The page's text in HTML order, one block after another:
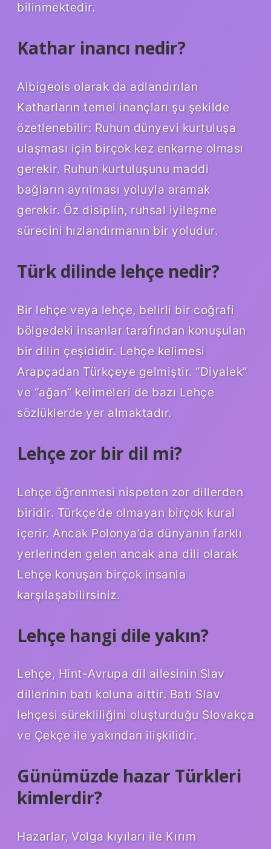
bilinmektedir.
Kathar inancı nedir?
Albigeois olarak da adlandırılan
Katharların temel inançları şu şekilde
özetlenebilir: Ruhun dünyevi kurtuluşa
ulaşması için birçok kez enkarne olması
gerekir. Ruhun kurtuluşunu maddi
bağların ayrılması yoluyla aramak
gerekir. Öz disiplin, ruhsal iyileşme
sürecini hızlandırmanın bir yoludur.
Türk dilinde lehçe nedir?
Bir lehçe veya lehçe, belirli bir coğrafi
bölgedeki insanlar tarafından konuşulan
bir dilin çeşididir. Lehçe kelimesi
Arapçadan Türkçeye gelmiştir. “Diyalek”
ve “ağan” kelimeleri de bazı Lehçe
sözlüklerde yer almaktadır.
Lehçe zor bir dil mi?
Lehçe öğrenmesi nispeten zor dillerden
biridir. Türkçe’de olmayan birçok kural
içerir. Ancak Polonya’da dünyanın farklı
yerlerinden gelen ancak ana dili olarak
Lehçe konuşan birçok insanla
karşılaşabilirsiniz.
Lehçe hangi dile yakın?
Lehçe, Hint-Avrupa dil ailesinin Slav
dillerinin batı koluna aittir. Batı Slav
lehçesi sürekliliğini oluşturduğu Slovakça
ve Çekçe ile yakından ilişkilidir.
Günümüzde hazar Türkleri
kimlerdir?
Hazarlar, Volga kıyıları ile Kırım